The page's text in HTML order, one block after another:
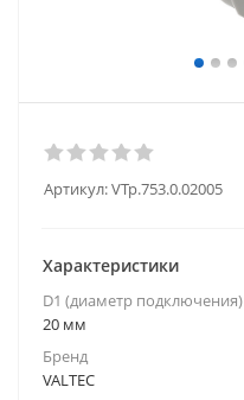
Артикул:VTp.753.0.02005
Характеристики
D1 (диаметр подключения)
20 мм
Бренд
VALTEC